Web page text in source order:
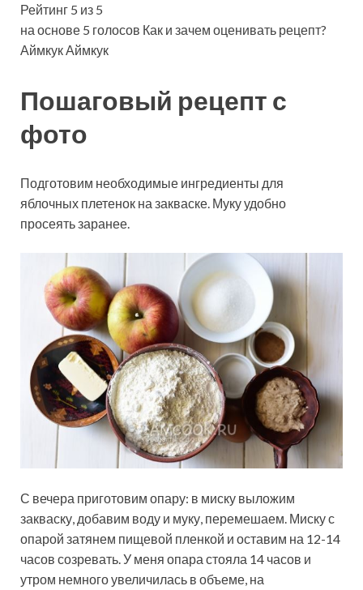
Рейтинг 5 из 5
на основе 5 голосов Как и зачем оценивать рецепт?
Аймкук Аймкук
Пошаговый рецепт с
фото
Подготовим необходимые ингредиенты для
яблочных плетенок на закваске. Муку удобно
просеять заранее.
С вечера приготовим опару: в миску выложим
закваску, добавим воду и муку, перемешаем. Миску с
опарой затянем пищевой пленкой и оставим на 12-14
часов созревать. У меня опара стояла 14 часов и
утром немного увеличилась в объеме, на